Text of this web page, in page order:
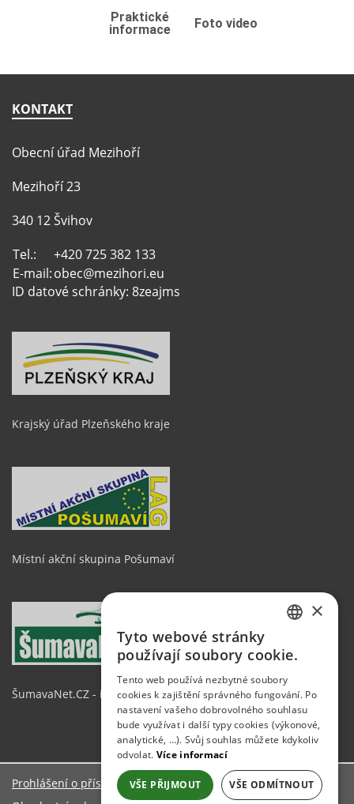
Praktické
informace
Foto video
KONTAKT
Obecní úřad Mezihoří
Mezihoří 23
340 12 Švihov
Tel.:
+420 725 382 133
E-mail:obec@mezihori.eu
ID datové schránky: 8zeajms
Krajský úřad Plzeňského kraje
Místní akční skupina Pošumaví
ŠumavaNet.CZ - informace o regionu
Prohlášení o přístupnosti
ENGLISH
×
Tyto webové stránky
používají soubory cookie.
Tento web používá nezbytné soubory
cookies k zajištění správného fungování. Po
nastavení vašeho dobrovolného souhlasu
bude využívat i další typy cookies (výkonové,
analytické, …). Svůj souhlas můžete kdykoliv
odvolat. Více informací
VŠE PŘIJMOUT VŠE ODMÍTNOUT